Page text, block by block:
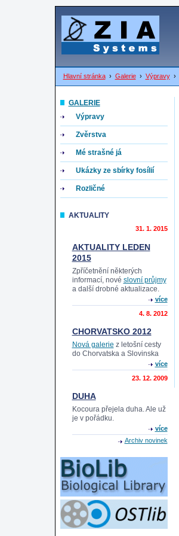
Hlavní stránka› Galerie› Výpravy›
GALERIE
Výpravy
Zvěrstva
Mé strašné já
Ukázky ze sbírky fosílií
Rozličné
AKTUALITY
31. 1. 2015
AKTUALITY LEDEN
2015
Zpříčetnění některých
informací, nové slovní průjmy
a další drobné aktualizace.
více
4. 8. 2012
CHORVATSKO 2012
Nová galerie z letošní cesty
do Chorvatska a Slovinska
více
23. 12. 2009
DUHA
Kocoura přejela duha. Ale už
je v pořádku.
více
Archiv novinek